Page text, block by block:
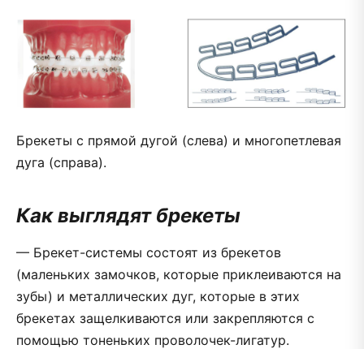
Брекеты с прямой дугой (слева) и многопетлевая
дуга (справа).
Как выглядят брекеты
— Брекет-системы состоят из брекетов
(маленьких замочков, которые приклеиваются на
зубы) и металлических дуг, которые в этих
брекетах защелкиваются или закрепляются с
помощью тоненьких проволочек-лигатур.